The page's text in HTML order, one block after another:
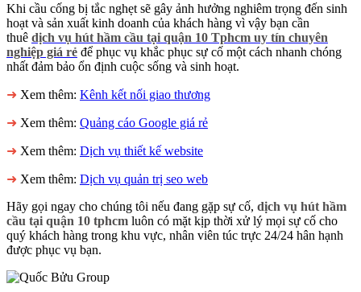
Khi cầu cống bị tắc nghẹt sẽ gây ảnh hưởng nghiêm trọng đến sinh
hoạt và sản xuất kinh doanh của khách hàng vì vậy bạn cần
thuê dịch vụ hút hầm cầu tại quận 10 Tphcm uy tín chuyên
nghiệp giá rẻ để phục vụ khắc phục sự cố một cách nhanh chóng
nhất đảm bảo ổn định cuộc sống và sinh hoạt.
➜ Xem thêm: Kênh kết nối giao thương
➜ Xem thêm: Quảng cáo Google giá rẻ
➜ Xem thêm: Dịch vụ thiết kế website
➜ Xem thêm: Dịch vụ quản trị seo web
Hãy gọi ngay cho chúng tôi nếu đang gặp sự cố, dịch vụ hút hầm
cầu tại quận 10 tphcm luôn có mặt kịp thời xử lý mọi sự cố cho
quý khách hàng trong khu vực, nhân viên túc trực 24/24 hân hạnh
được phục vụ bạn.